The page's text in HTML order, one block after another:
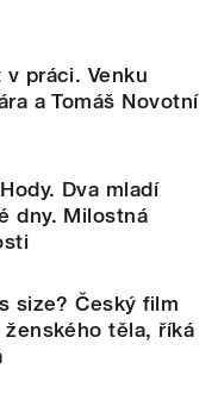
práci. Venku
a Tomáš Novotní
Dva mladí
dny. Milostná
size? Český film
těla, říká